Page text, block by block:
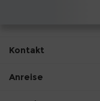
Kontakt
Anreise